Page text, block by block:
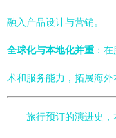
融入产品设计与营销。
全球化与本地化并重 ：
术和服务能力，拓展海外
旅行预订的演进史